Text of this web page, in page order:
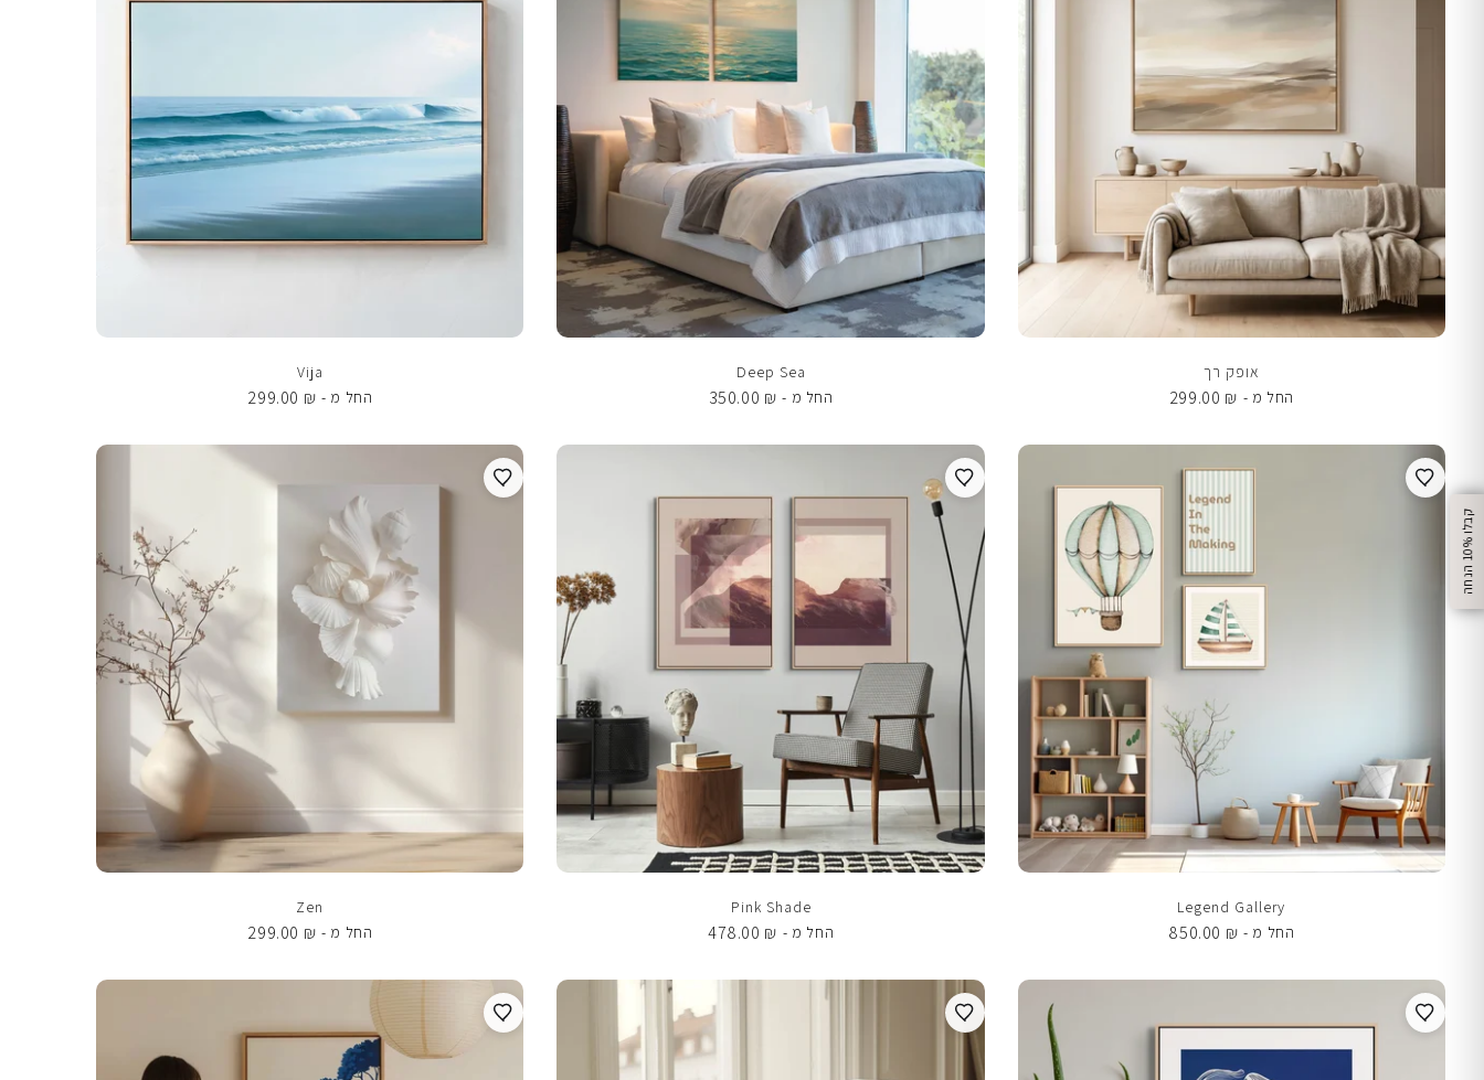
ק
ב
ל
ו
1
0
%
ה
נ
ח
ה
אופק רך
החל מ -
299.00 ₪
Deep Sea
החל מ -
350.00 ₪
Vija
החל מ -
299.00 ₪
Legend Gallery
החל מ -
850.00 ₪
Pink Shade
החל מ -
478.00 ₪
Zen
החל מ -
299.00 ₪